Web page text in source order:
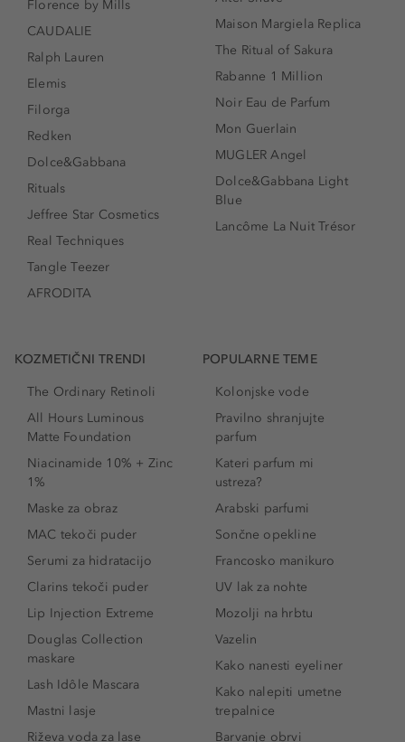
Florence by Mills
CAUDALIE
Ralph Lauren
Elemis
Filorga
Redken
Dolce&Gabbana
Rituals
Jeffree Star Cosmetics
Real Techniques
Tangle Teezer
AFRODITA
Maison Margiela Replica
The Ritual of Sakura
Rabanne 1 Million
Noir Eau de Parfum
Mon Guerlain
MUGLER Angel
Dolce&Gabbana Light
Blue
Lancôme La Nuit Trésor
KOZMETIČNI TRENDI
The Ordinary Retinoli
All Hours Luminous
Matte Foundation
Niacinamide 10% + Zinc
1%
Maske za obraz
MAC tekoči puder
Serumi za hidratacijo
Clarins tekoči puder
Lip Injection Extreme
Douglas Collection
maskare
Lash Idôle Mascara
Mastni lasje
Riževa voda za lase
POPULARNE TEME
Kolonjske vode
Pravilno shranjujte
parfum
Kateri parfum mi
ustreza?
Arabski parfumi
Sončne opekline
Francosko manikuro
UV lak za nohte
Mozolji na hrbtu
Vazelin
Kako nanesti eyeliner
Kako nalepiti umetne
trepalnice
Barvanje obrvi